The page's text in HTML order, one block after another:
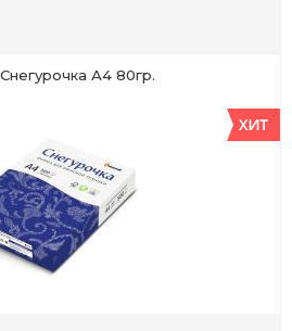
А4 80гр.